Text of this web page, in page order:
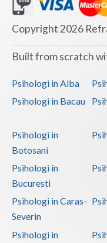
Copyright 2026
Built from scratch
Psihologi in Alba
Psihologi in Bacau
Psihologi in
Botosani
Psihologi in
Bucuresti
Psihologi in Caras-
Severin
Psihologi in